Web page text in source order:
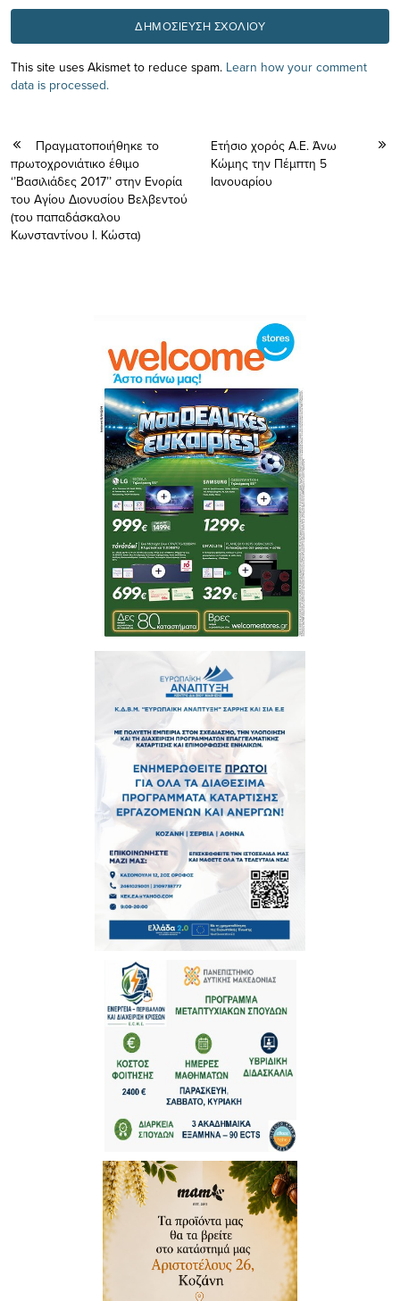
This site uses Akismet to reduce spam. Learn how your comment
data is processed.
Πραγματοποιήθηκε το
πρωτοχρονιάτικο έθιμο
‘’Βασιλιάδες 2017’’ στην Ενορία
του Αγίου Διονυσίου Βελβεντού
(του παπαδάσκαλου
Κωνσταντίνου Ι. Κώστα)
Ετήσιο χορός Α.Ε. Άνω
Κώμης την Πέμπτη 5
Ιανουαρίου